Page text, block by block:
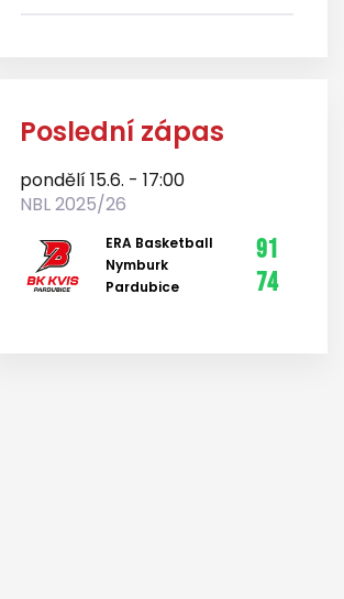
Poslední zápas
pondělí 15.6. - 17:00
NBL 2025/26
ERA Basketball
Nymburk
Pardubice
91
74